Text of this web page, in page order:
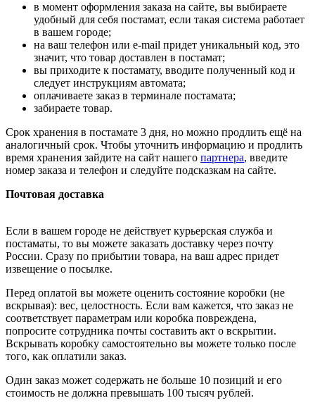
в момент оформления заказа на сайте, вы выбираете
удобный для себя постамат, если такая система работает
в вашем городе;
на ваш телефон или e-mail придет уникальный код, это
значит, что товар доставлен в постамат;
вы приходите к постамату, вводите полученный код и
следует инструкциям автомата;
оплачиваете заказ в терминале постамата;
забираете товар.
Срок хранения в постамате 3 дня, но можно продлить ещё на
аналогичный срок. Чтобы уточнить информацию и продлить
время хранения зайдите на сайт нашего партнера, введите
номер заказа и телефон и следуйте подсказкам на сайте.
Почтовая доставка
Если в вашем городе не действует курьерская служба и
постаматы, то вы можете заказать доставку через почту
России. Сразу по прибытии товара, на ваш адрес придет
извещение о посылке.
Перед оплатой вы можете оценить состояние коробки (не
вскрывая): вес, целостность. Если вам кажется, что заказ не
соответствует параметрам или коробка повреждена,
попросите сотрудника почты составить акт о вскрытии.
Вскрывать коробку самостоятельно вы можете только после
того, как оплатили заказ.
Один заказ может содержать не больше 10 позиций и его
стоимость не должна превышать 100 тысяч рублей.